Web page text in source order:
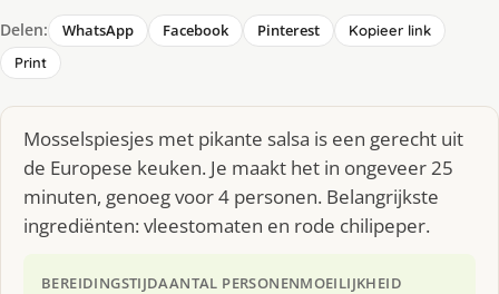
Delen: WhatsApp Facebook Pinterest
Kopieer link
Print
Mosselspiesjes met pikante salsa is een gerecht uit
de Europese keuken. Je maakt het in ongeveer 25
minuten, genoeg voor 4 personen. Belangrijkste
ingrediënten: vleestomaten en rode chilipeper.
BEREIDINGSTIJDAANTAL PERSONENMOEILIJKHEID